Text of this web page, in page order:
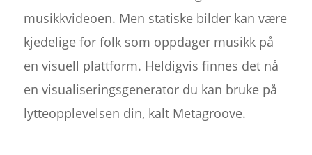
musikkvideoen. Men statiske bilder kan være
kjedelige for folk som oppdager musikk på
en visuell plattform. Heldigvis finnes det nå
en visualiseringsgenerator du kan bruke på
lytteopplevelsen din, kalt Metagroove.